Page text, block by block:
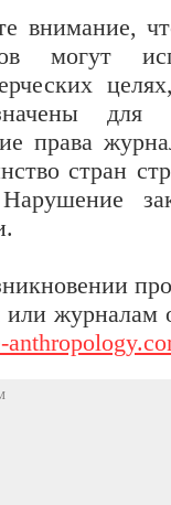
внимание,
могут
для
права
стран
или журналам